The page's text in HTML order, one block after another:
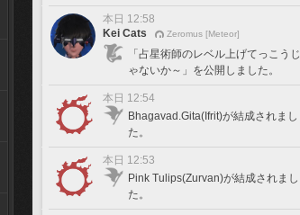
本日 12:58
Kei Cats
Zeromus [Meteor]
「占星術師のレベル上げてっこうじ
ゃないか～」を公開しました。
本日 12:54
Bhagavad.Gita(Ifrit)が結成されまし
た。
本日 12:53
Pink Tulips(Zurvan)が結成されまし
た。